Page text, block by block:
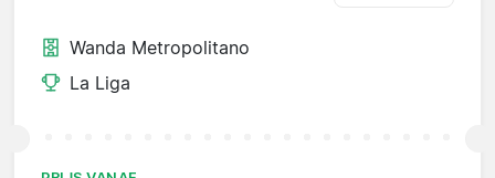
Wanda Metropolitano
La Liga